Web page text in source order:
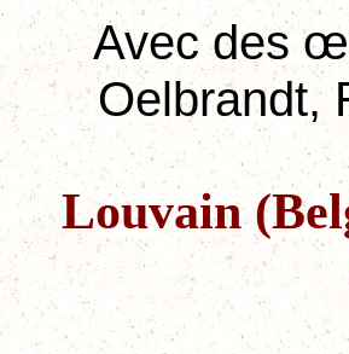
Avec des
Oelbrandt,
Louvain